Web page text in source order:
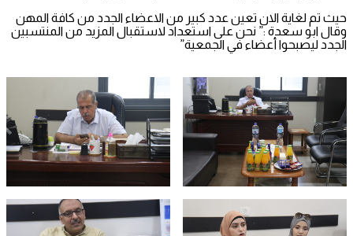
حيث تم لغاية الان تعين عدد كبير من الاعضاء الجدد من كافة المهن
وقال ابو سعدة :” نحن على استعداد لاستقبال المزيد من المنتسبين
الجدد ليصبحوا أعضاء في الجمعية”